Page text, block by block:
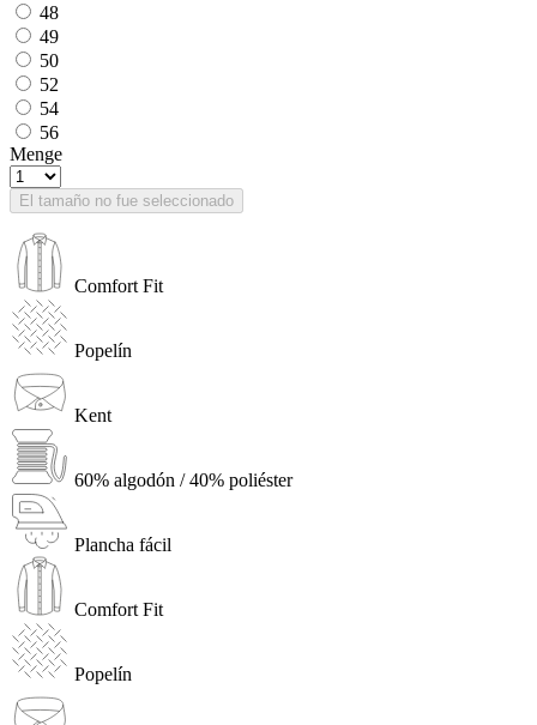
48
49
50
52
54
56
Menge
El tamaño no fue seleccionado
Comfort Fit
Popelín
Kent
60% algodón / 40% poliéster
Plancha fácil
Comfort Fit
Popelín